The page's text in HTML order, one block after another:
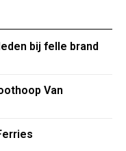
bij felle brand
Van